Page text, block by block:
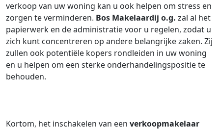
verkoop van uw woning kan u ook helpen om stress en
zorgen te verminderen. Bos Makelaardij o.g. zal al het
papierwerk en de administratie voor u regelen, zodat u
zich kunt concentreren op andere belangrijke zaken. Zij
zullen ook potentiële kopers rondleiden in uw woning
en u helpen om een sterke onderhandelingspositie te
behouden.
Kortom, het inschakelen van een verkoopmakelaar